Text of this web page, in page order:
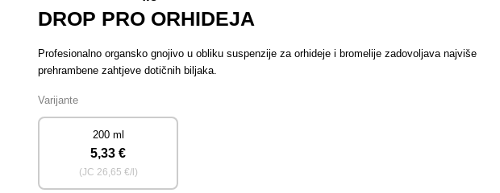
DROP PRO ORHIDEJA
Profesionalno organsko gnojivo u obliku suspenzije za orhideje i bromelije zadovoljava najviše
prehrambene zahtjeve dotičnih biljaka.
Varijante
200 ml
5,33 €
(JC 26,65 €/l)